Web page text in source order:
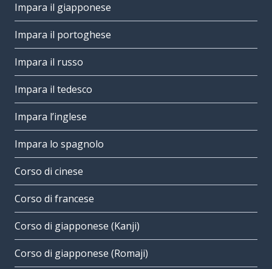
Impara il giapponese
Impara il portoghese
Impara il russo
Impara il tedesco
Impara l’inglese
Impara lo spagnolo
Corso di cinese
Corso di francese
Corso di giapponese (Kanji)
Corso di giapponese (Romaji)